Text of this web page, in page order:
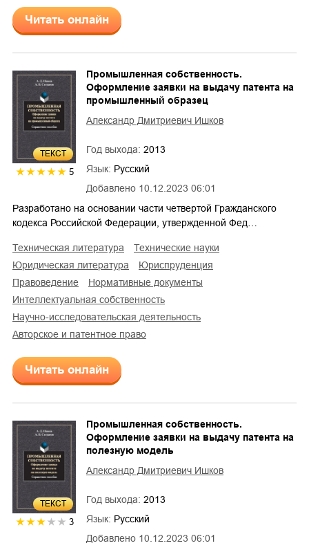
Читать онлайн
ТЕКСТ
5
Добавлено 10.12.2023 06:01
Промышленная собственность.
Оформление заявки на выдачу патента на
промышленный образец
Александр Дмитриевич Ишков
Год выхода: 2013
Язык: Русский
Разработано на основании части четвертой Гражданского
кодекса Российской Федерации, утвержденной Фед…
техническая литература
технические науки
юридическая литература
юриспруденция
правоведение
нормативные документы
интеллектуальная собственность
научно-исследовательская деятельность
авторское и патентное право
Читать онлайн
ТЕКСТ
3
Добавлено 10.12.2023 06:01
Промышленная собственность.
Оформление заявки на выдачу патента на
полезную модель
Александр Дмитриевич Ишков
Год выхода: 2013
Язык: Русский